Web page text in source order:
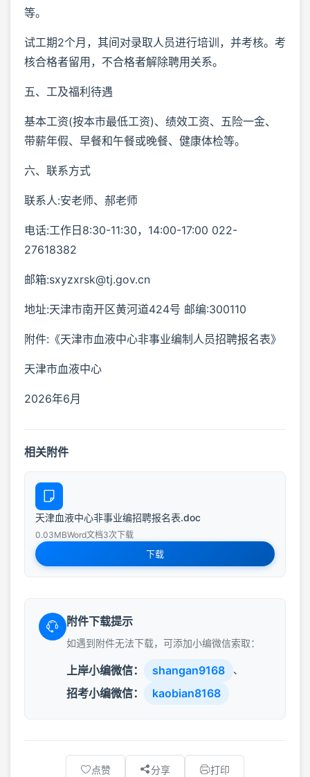
等。
试工期2个月，其间对录取人员进行培训，并考核。考
核合格者留用，不合格者解除聘用关系。
五、工及福利待遇
基本工资(按本市最低工资)、绩效工资、五险一金、
带薪年假、早餐和午餐或晚餐、健康体检等。
六、联系方式
联系人:安老师、郝老师
电话:工作日8:30-11:30，14:00-17:00 022-
27618382
邮箱:sxyzxrsk@tj.gov.cn
地址:天津市南开区黄河道424号 邮编:300110
附件:《天津市血液中心非事业编制人员招聘报名表》
天津市血液中心
2026年6月
相关附件
天津血液中心非事业编招聘报名表.doc
0.03MBWord文档3次下载
下载
附件下载提示
如遇到附件无法下载，可添加小编微信索取：
上岸小编微信： shangan9168 、
招考小编微信： kaobian8168
点赞 分享 打印